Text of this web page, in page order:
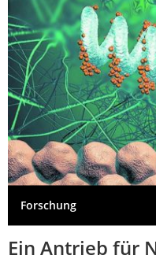
Forschung
Ein Antrieb für